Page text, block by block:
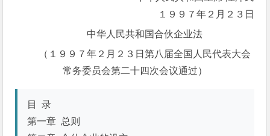
１９９７年２月２３日
中华人民共和国合伙企业法
（１９９７年２月２３日第八届全国人民代表大会
常务委员会第二十四次会议通过）
目 录
第一章 总则